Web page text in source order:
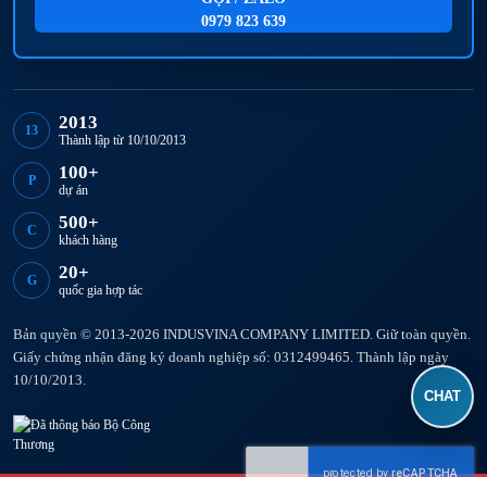
0979 823 639
13 2013
Thành lập từ 10/10/2013
P 100+
dự án
C 500+
khách hàng
G 20+
quốc gia hợp tác
Bản quyền © 2013-2026 INDUSVINA COMPANY LIMITED. Giữ toàn quyền.
Giấy chứng nhận đăng ký doanh nghiệp số: 0312499465. Thành lập ngày
10/10/2013.
CHAT